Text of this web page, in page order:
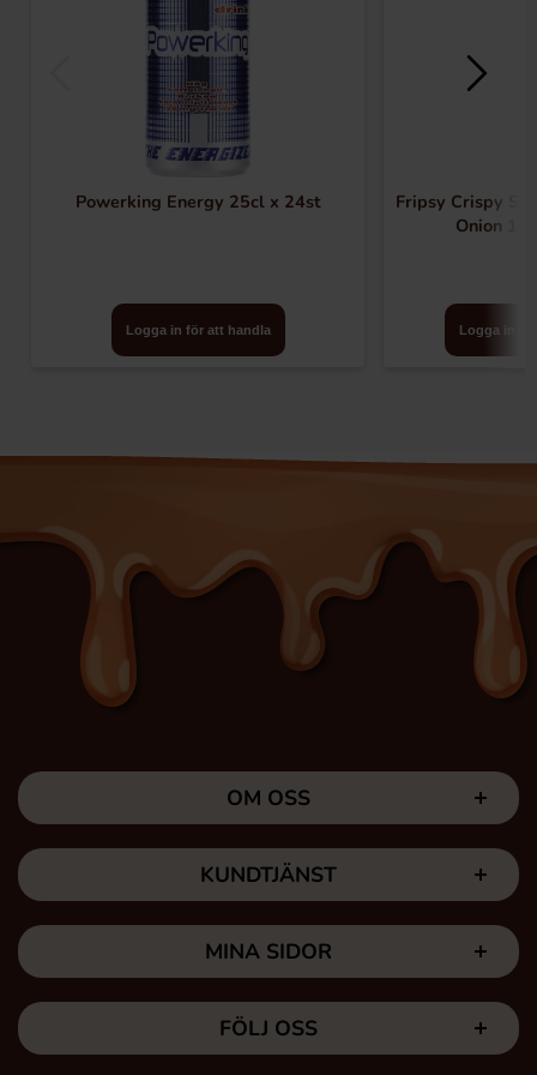
Powerking Energy 25cl x 24st
Logga in för att handla
Fripsy Crispy
Onion
Logga in
OM OSS
KUNDTJÄNST
MINA SIDOR
FÖLJ OSS